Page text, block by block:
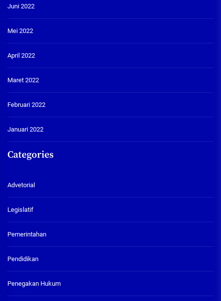
Juni 2022
Mei 2022
April 2022
Maret 2022
Februari 2022
Januari 2022
Categories
Advetorial
Legislatif
Pemerintahan
Pendidikan
Penegakan Hukum